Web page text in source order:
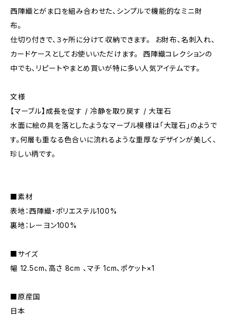
西陣織とがま口を組み合わせた、シンプルで機能的なミニ財
布。
仕切り付きで、３ヶ所に分けて収納できます。 お財布、名刺入れ、
カードケースとしてお使いいただけます。 西陣織コレクションの
中でも、リピートやまとめ買いが特に多い人気アイテムです。
文様
【マーブル】成⻑を促す / 冷静を取り戻す / 大理石
水面に絵の具を落としたようなマーブル模様は「大理石」のようで
す。何層も重なる色合いに流れるような重厚なデザインが美しく、
珍しい柄です。
■素材
表地：西陣織・ポリエステル100%
裏地：レーヨン100%
■サイズ
幅 12.5cm、高さ 8cm 、マチ 1cm、ポケット×1
■原産国
日本